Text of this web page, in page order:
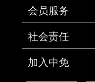
会员服务
社会责任
加入中免